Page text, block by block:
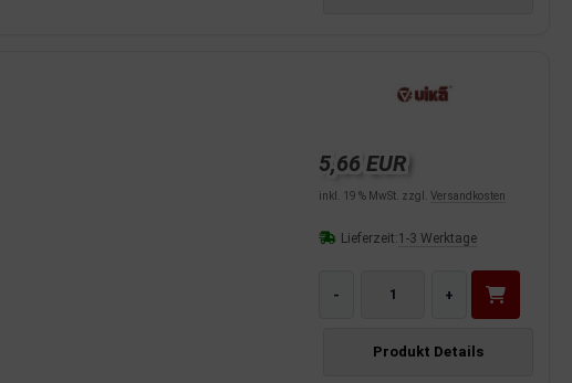
5,66 EUR
inkl. 19 % MwSt. zzgl. Versandkosten
Lieferzeit:1-3 Werktage
- +
Produkt Details